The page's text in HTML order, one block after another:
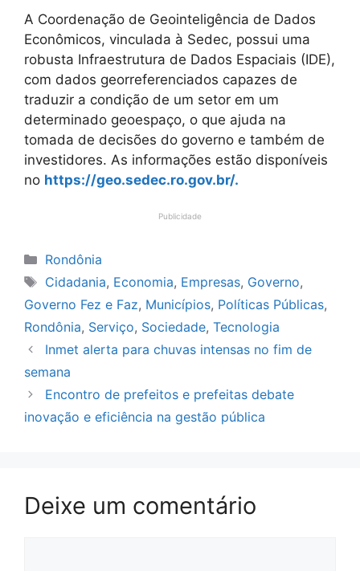
A Coordenação de Geointeligência de Dados
Econômicos, vinculada à Sedec, possui uma
robusta Infraestrutura de Dados Espaciais (IDE),
com dados georreferenciados capazes de
traduzir a condição de um setor em um
determinado geoespaço, o que ajuda na
tomada de decisões do governo e também de
investidores. As informações estão disponíveis
no https://geo.sedec.ro.gov.br/.
Publicidade
Categorias
Rondônia
Tags
Cidadania, Economia, Empresas, Governo,
Governo Fez e Faz, Municípios, Políticas Públicas,
Rondônia, Serviço, Sociedade, Tecnologia
Inmet alerta para chuvas intensas no fim de
semana
Encontro de prefeitos e prefeitas debate
inovação e eficiência na gestão pública
Deixe um comentário